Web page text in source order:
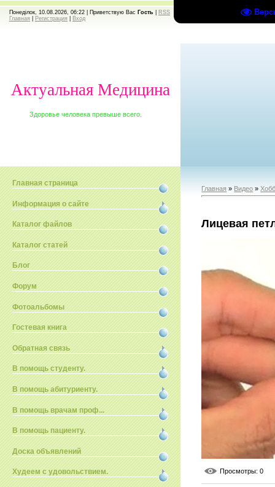
Понеділок, 10.08.2026, 06:22 | Приветствую Вас Гость
RSS
Главная
Регистрация Вход
Актуальная Медицина
Здоровье человека превыше всего.
Главная страница
Информация о сайте
Каталог файлов
Каталог статей
Блог
Форум
Фотоальбомы
Гостевая книга
Обратная связь
В помощь студенту.
В помощь абитуриенту.
В помощь врачам проф...
В помощь пациенту.
Доска объявлений
Худеем с удовольствием.
Главная » Видео »
Лицевая
Просмотры: 0